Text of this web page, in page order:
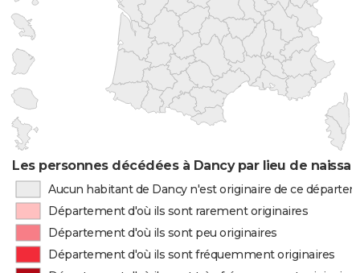
Les personnes décédées à Dancy par lieu de
Aucun habitant de Dancy n'est originaire de ce
Département d'où ils sont rarement originaires
Département d'où ils sont peu originaires
Département d'où ils sont fréquemment originaires